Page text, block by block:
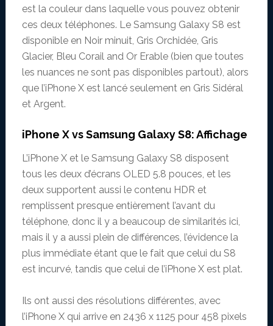
est la couleur dans laquelle vous pouvez obtenir
ces deux téléphones. Le Samsung Galaxy S8 est
disponible en Noir minuit, Gris Orchidée, Gris
Glacier, Bleu Corail and Or Erable (bien que toutes
les nuances ne sont pas disponibles partout), alors
que l’iPhone X est lancé seulement en Gris Sidéral
et Argent.
iPhone X vs Samsung Galaxy S8: Affichage
L’iPhone X et le Samsung Galaxy S8 disposent
tous les deux d’écrans OLED 5.8 pouces, et les
deux supportent aussi le contenu HDR et
remplissent presque entièrement l’avant du
téléphone, donc il y a beaucoup de similarités ici,
mais il y a aussi plein de différences, l’évidence la
plus immédiate étant que le fait que celui du S8
est incurvé, tandis que celui de l’iPhone X est plat.
Ils ont aussi des résolutions différentes, avec
l’iPhone X qui arrive en 2436 x 1125 pour 458 pixels